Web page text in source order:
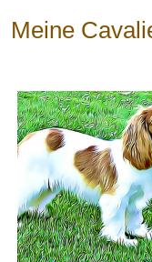
Meine